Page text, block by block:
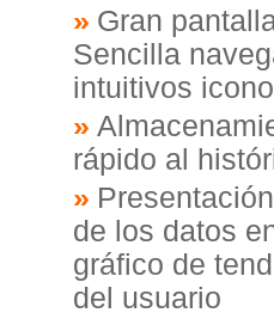
Gran
Sencilla
intuitivos
rápido al
de los datos
gráfico de
del usuario